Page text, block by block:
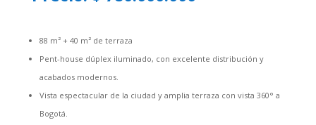
88 m² + 40 m² de terraza
Pent-house dúplex iluminado, con excelente distribución y
acabados modernos.
Vista espectacular de la ciudad y amplia terraza con vista 360° a
Bogotá.